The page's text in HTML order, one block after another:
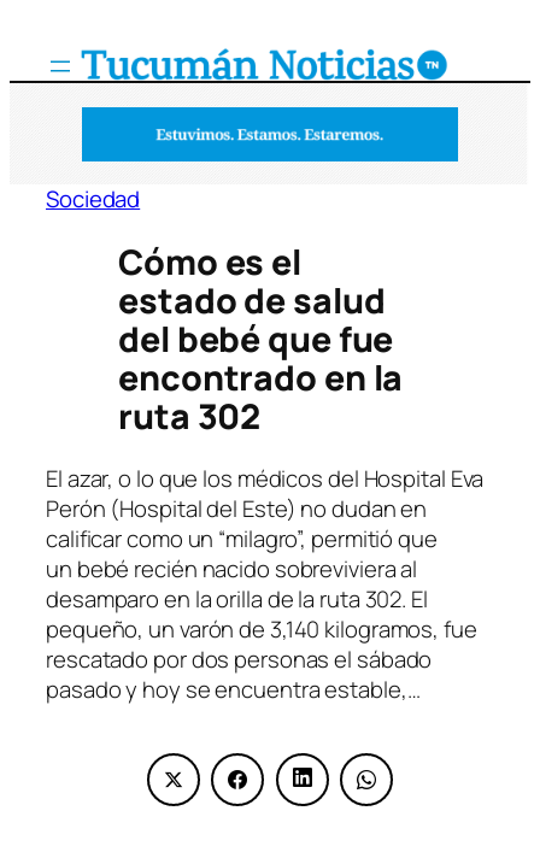
Sociedad
Cómo es el
estado de salud
del bebé que fue
encontrado en la
ruta 302
El azar, o lo que los médicos del Hospital Eva
Perón (Hospital del Este) no dudan en
calificar como un “milagro”, permitió que
un bebé recién nacido sobreviviera al
desamparo en la orilla de la ruta 302. El
pequeño, un varón de 3,140 kilogramos, fue
rescatado por dos personas el sábado
pasado y hoy se encuentra estable,…